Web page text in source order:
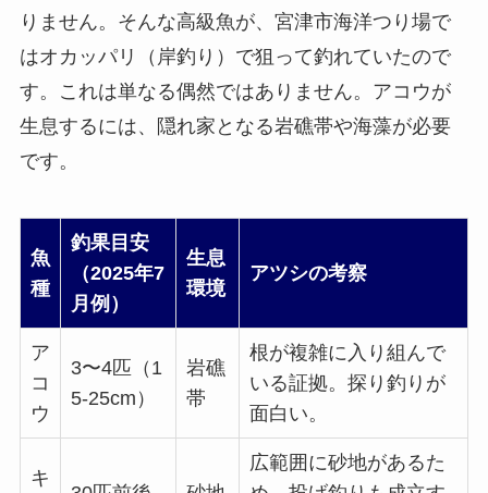
りません。そんな高級魚が、宮津市海洋つり場で
はオカッパリ（岸釣り）で狙って釣れていたので
す。これは単なる偶然ではありません。アコウが
生息するには、隠れ家となる岩礁帯や海藻が必要
です。
魚
種
釣果目安
（2025年7
月例）
生息
環境
アツシの考察
ア
コ
ウ
3〜4匹（1
5-25cm）
岩礁
帯
根が複雑に入り組んで
いる証拠。探り釣りが
面白い。
キ
広範囲に砂地があるた